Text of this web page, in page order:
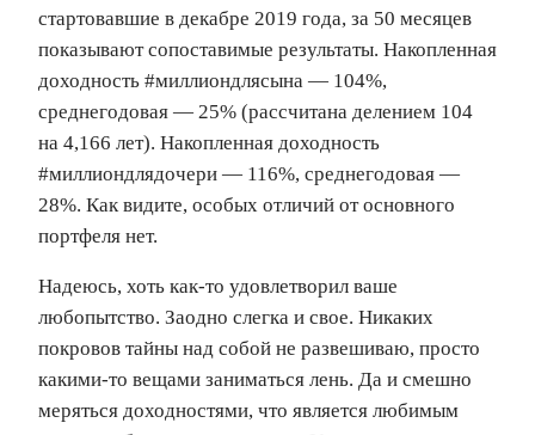
стартовавшие в декабре 2019 года, за 50 месяцев
показывают сопоставимые результаты. Накопленная
доходность #миллиондлясына — 104%,
среднегодовая — 25% (рассчитана делением 104
на 4,166 лет). Накопленная доходность
#миллиондлядочери — 116%, среднегодовая —
28%. Как видите, особых отличий от основного
портфеля нет.
Надеюсь, хоть как-то удовлетворил ваше
любопытство. Заодно слегка и свое. Никаких
покровов тайны над собой не развешиваю, просто
какими-то вещами заниматься лень. Да и смешно
меряться доходностями, что является любимым